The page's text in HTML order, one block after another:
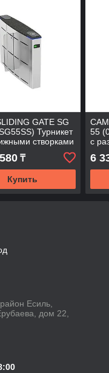
GATE SG
Турникет
створками
₸
Купить
55
с
6
Есиль,
дом 22,